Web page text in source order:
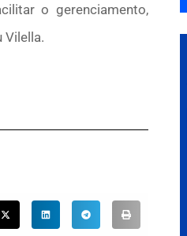
o gerenciamento,
Vilella.